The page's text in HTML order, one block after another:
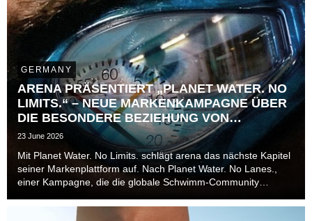
GERMANY
ARENA PRÄSENTIERT „PLANET WATER. NO
LIMITS.“ – NEUE MARKENKAMPAGNE ÜBER
DIE BESONDERE BEZIEHUNG VON
ATHLET*INNEN ZUR ZEIT
23 June 2026
Mit Planet Water. No Limits. schlägt arena das nächste Kapitel
seiner Markenplattform auf. Nach Planet Water. No Lanes.,
einer Kampagne, die die globale Schwimm-Community
Mittelpunkt stellte, richtet die Marke ...